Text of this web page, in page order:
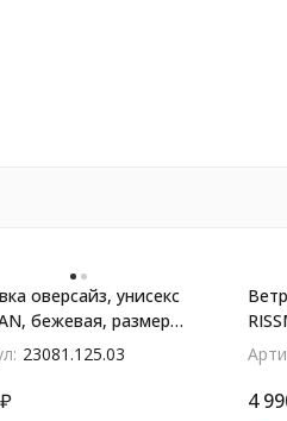
оверсайз, унисекс
бежевая, размер
23081.125.03
₽ 4